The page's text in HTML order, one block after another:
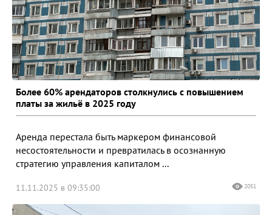
Более 60% арендаторов столкнулись с повышением
платы за жильё в 2025 году
Аренда перестала быть маркером финансовой
несостоятельности и превратилась в осознанную
стратегию управления капиталом ...
11.11.2025 в 09:35:00 2051